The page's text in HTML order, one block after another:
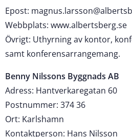
Epost:
Webbplats: www.albertsberg.se
Övrigt: Uthyrning av kontor,
samt konferensarrangemang.
Benny Nilssons Byggnads AB
Adress: Hantverkaregatan 60
Postnummer: 374 36
Ort: Karlshamn
Kontaktperson: Hans Nilsson